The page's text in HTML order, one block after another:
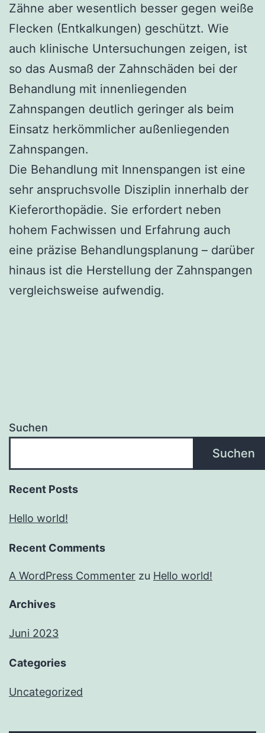
Zähne aber wesentlich besser gegen weiße
Flecken (Entkalkungen) geschützt. Wie
auch klinische Untersuchungen zeigen, ist
so das Ausmaß der Zahnschäden bei der
Behandlung mit innenliegenden
Zahnspangen deutlich geringer als beim
Einsatz herkömmlicher außenliegenden
Zahnspangen.
Die Behandlung mit Innenspangen ist eine
sehr anspruchsvolle Disziplin innerhalb der
Kieferorthopädie. Sie erfordert neben
hohem Fachwissen und Erfahrung auch
eine präzise Behandlungsplanung – darüber
hinaus ist die Herstellung der Zahnspangen
vergleichsweise aufwendig.
Suchen
Suchen
Recent Posts
Hello world!
Recent Comments
A WordPress Commenter zu Hello world!
Archives
Juni 2023
Categories
Uncategorized